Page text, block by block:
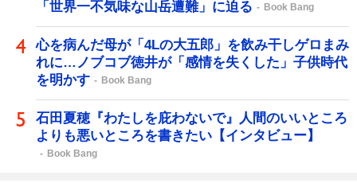
「世界一不気味な山岳遭難」に迫る
Book Bang
心を病んだ母が「4Lの大五郎」を飲み干しゲロまみ
れに…ノブコブ徳井が「感情を失くした」子供時代
を明かす
Book Bang
石田夏穂『わたしを庇わないで』人間のいいところ
よりも悪いところを書きたい【インタビュー】
Book Bang